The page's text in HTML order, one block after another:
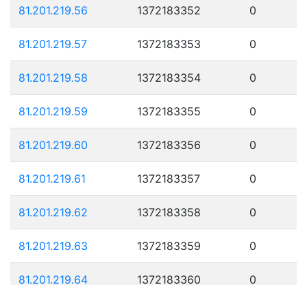
81.201.219.56 1372183352 0
81.201.219.57 1372183353 0
81.201.219.58 1372183354 0
81.201.219.59 1372183355 0
81.201.219.60 1372183356 0
81.201.219.61 1372183357 0
81.201.219.62 1372183358 0
81.201.219.63 1372183359 0
81.201.219.64 1372183360 0